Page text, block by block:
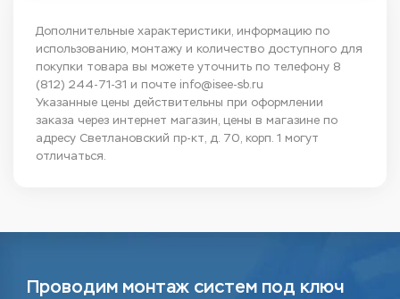
Дополнительные характеристики, информацию по
использованию, монтажу и количество доступного для
покупки товара вы можете уточнить по телефону 8
(812) 244-71-31 и почте info@isee-sb.ru
Указанные цены действительны при оформлении
заказа через интернет магазин, цены в магазине по
адресу Светлановский пр-кт, д. 70, корп. 1 могут
отличаться.
Проводим монтаж систем под ключ